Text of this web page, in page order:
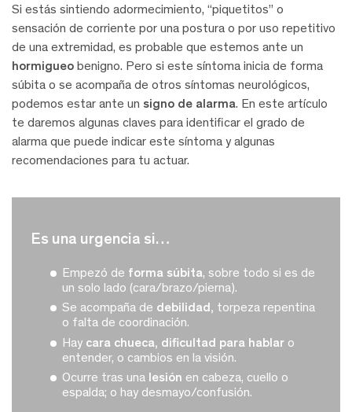
Si estás sintiendo adormecimiento, “piquetitos” o
sensación de corriente por una postura o por uso repetitivo
de una extremidad, es probable que estemos ante un
hormigueo benigno. Pero si este síntoma inicia de forma
súbita o se acompaña de otros síntomas neurológicos,
podemos estar ante un signo de alarma. En este artículo
te daremos algunas claves para identificar el grado de
alarma que puede indicar este síntoma y algunas
recomendaciones para tu actuar.
es una urgencia si…
Empezó de forma súbita, sobre todo si es de
un solo lado (cara/brazo/pierna).
Se acompaña de debilidad, torpeza repentina
o falta de coordinación.
Hay cara chueca, dificultad para hablar o
entender, o cambios en la visión.
Ocurre tras una lesión en cabeza, cuello o
espalda; o hay desmayo/confusión.